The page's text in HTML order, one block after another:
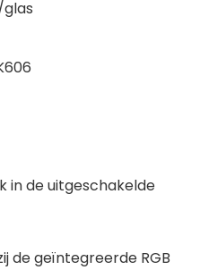
in de uitgeschakelde
de geïntegreerde RGB